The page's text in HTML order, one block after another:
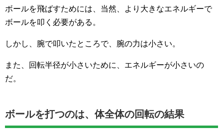
ボールを飛ばすためには、当然、より大きなエネルギーで
ボールを叩く必要がある。
しかし、腕で叩いたところで、腕の力は小さい。
また、回転半径が小さいために、エネルギーが小さいの
だ。
ボールを打つのは、体全体の回転の結果